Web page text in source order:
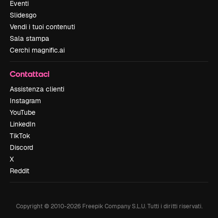
Eventi
Slidesgo
Vendi i tuoi contenuti
Sala stampa
Cerchi magnific.ai
Contattaci
Assistenza clienti
Instagram
YouTube
LinkedIn
TikTok
Discord
X
Reddit
Copyright © 2010-2026Freepik Company S.L.U. Tutti i diritti riservati.